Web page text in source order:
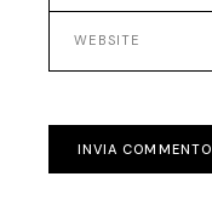
INVIA COMMENTO